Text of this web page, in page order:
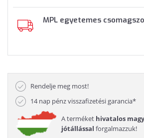
MPL egyetemes
Rendelje meg most!
14 nap pénz visszafizetési garancia*
A terméket hivatalos
jótállással forgalmazzuk!